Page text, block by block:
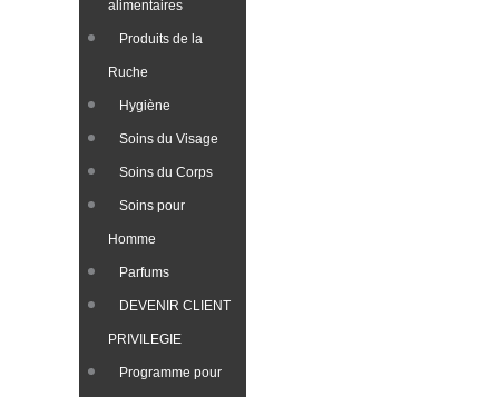
alimentaires
Produits de la
Ruche​
Hygiène
Soins du Visage
Soins du Corps
Soins pour
Homme
Parfums
DEVENIR CLIENT
PRIVILEGIE
Programme pour